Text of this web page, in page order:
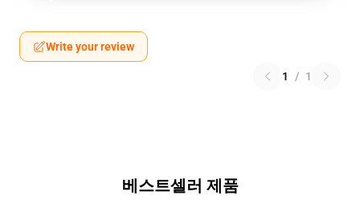
Write your review
1 / 1
베스트셀러 제품